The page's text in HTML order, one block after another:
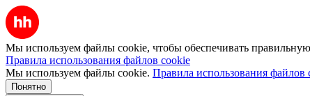
Мы используем файлы cookie, чтобы обеспечивать
Правила использования файлов cookie
Мы используем файлы cookie. Правила использования файлов
Понятно